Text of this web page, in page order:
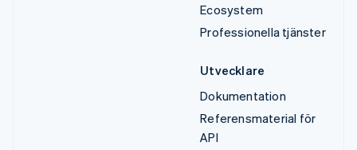
Ecosystem
Professionella tjänster
Utvecklare
Dokumentation
Referensmaterial för
API